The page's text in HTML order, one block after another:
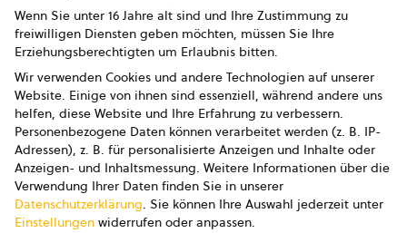
Impressum
Datenschutz
AGB
AGB Marketing GmbH
AGB Bildung
Newsletter
Wenn Sie unter 16 Jahre alt sind und Ihre Zustimmung zu
freiwilligen Diensten geben möchten, müssen Sie Ihre
Erziehungsberechtigten um Erlaubnis bitten.
Wir verwenden Cookies und andere Technologien auf unserer
Website. Einige von ihnen sind essenziell, während andere uns
helfen, diese Website und Ihre Erfahrung zu verbessern.
Personenbezogene Daten können verarbeitet werden (z. B. IP-
Adressen), z. B. für personalisierte Anzeigen und Inhalte oder
Anzeigen- und Inhaltsmessung. Weitere Informationen über die
Verwendung Ihrer Daten finden Sie in unserer
Datenschutzerklärung. Sie können Ihre Auswahl jederzeit unter
Einstellungen widerrufen oder anpassen.